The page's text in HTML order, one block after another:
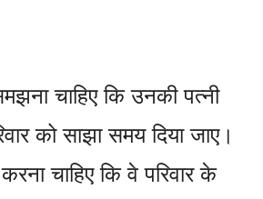
चाहिए कि उनकी पत्नी
को साझा समय दिया जाए।
चाहिए कि वे परिवार के